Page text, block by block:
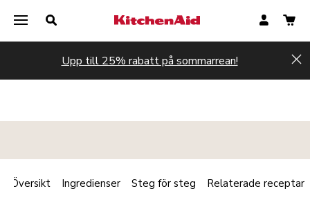
Upp till 25% rabatt på sommarrean!
SÅSER Print
Share
Översikt Ingredienser Steg för steg Relaterade receptar